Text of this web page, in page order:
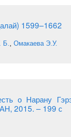
1599–1662
Б. Омакаева Э.У.
о Нарану
2015. – 199 с